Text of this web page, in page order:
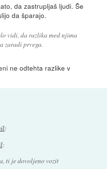
da zastrupljaš ljudi. Še
da šparajo.
vidi, da razlika med njima
zaradi prvega.
ne odtehta razlike v
:
:
ti je dovoljeno vozit